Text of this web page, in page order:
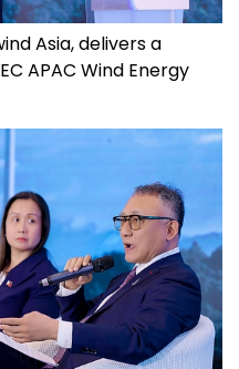
Asia, delivers a
APAC Wind Energy